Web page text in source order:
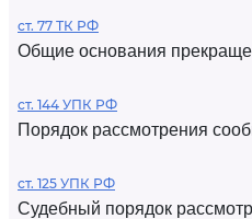
ст. 77 ТК РФ
Общие основания
ст. 144 УПК РФ
Порядок рассмотрения
ст. 125 УПК РФ
Судебный порядок